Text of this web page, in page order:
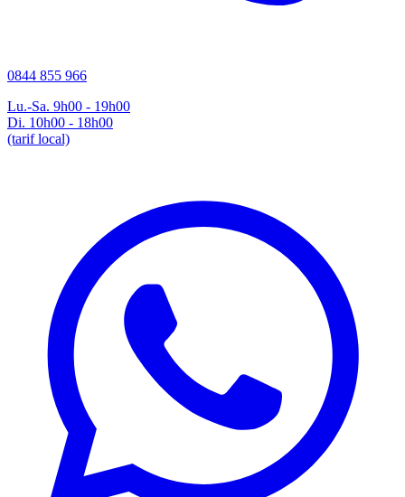
0844 855 966
Lu.-Sa. 9h00 - 19h00
Di. 10h00 - 18h00
(tarif local)